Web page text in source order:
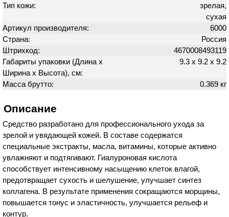
Тип кожи:
зрелая,
сухая
Артикул производителя:
6000
Страна:
Россия
Штрихкод:
4670008493119
Габариты упаковки (Длина х
Ширина х Высота), см:
9.3 х 9.2 х 9.2
Масса брутто: 0.369 кг
Описание
Средство разработано для профессионального ухода за
зрелой и увядающей кожей. В составе содержатся
специальные экстракты, масла, витамины, которые активно
увлажняют и подтягивают. Гиалуроновая кислота
способствует интенсивному насыщению клеток влагой,
предотвращает сухость и шелушение, улучшает синтез
коллагена. В результате применения сокращаются морщины,
повышается тонус и эластичность, улучшается рельеф и
контур.